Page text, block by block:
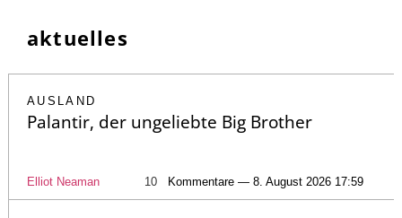
aktuelles
AUSLAND
Palantir, der ungeliebte Big Brother
Elliot Neaman 10 Kommentare — 8. August 2026 17:59